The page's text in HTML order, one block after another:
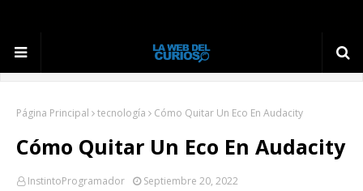
Página Principal tecnología Cómo Quitar Un Eco En Audacity
Cómo Quitar Un Eco En Audacity
InstintoProgramador Septiembre 20, 2022